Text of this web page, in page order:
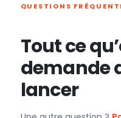
QUESTIONS
Tout ce
demande
lancer